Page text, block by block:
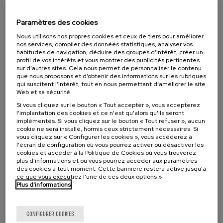
Visibilizando el duelo gestacional, perinatal
20 h. Espagnol Basque
...
À PARTIR DE
Dernières
places
Gratuit
Date
passée
Liste
d'attente
Période
d'inscription
SCIENCE ET TECHNOLOGIE
Paramètres des cookies
Nous utilisons nos propres cookies et ceux de tiers pour améliorer
nos services, compiler des données statistiques, analyser vos
habitudes de navigation, déduire des groupes d’intérêt, créer un
profil de vos intérêts et vous montrer des publicités pertinentes
sur d’autres sites. Cela nous permet de personnaliser le contenu
que nous proposons et d’obtenir des informations sur les rubriques
qui suscitent l’intérêt, tout en nous permettant d’améliorer le site
Web et sa sécurité.
Si vous cliquez sur le bouton « Tout accepter », vous accepterez
l'implantation des cookies et ce n'est qu'alors qu'ils seront
implémentés. Si vous cliquez sur le bouton « Tout refuser », aucun
cookie ne sera installé, hormis ceux strictement nécessaires. Si
vous cliquez sur « Configurer les cookies », vous accéderez à
l'écran de configuration où vous pourrez activer ou désactiver les
cookies et accéder à la Politique de Cookies où vous trouverez
plus d'informations et où vous pourrez accéder aux paramètres
des cookies à tout moment. Cette bannière restera active jusqu'à
ce que vous exécutiez l'une de ces deux options »
Plus d'informations
CONFIGURER COOKIES